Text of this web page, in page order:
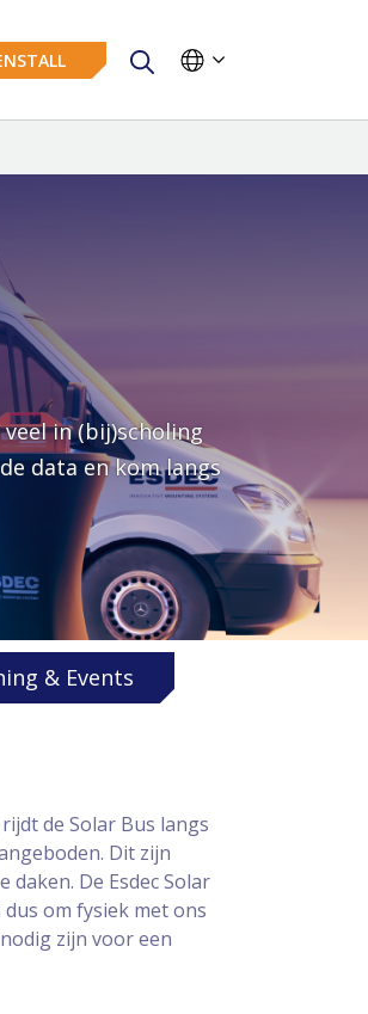
in (bij)scholing
data en kom langs
& Events
de Solar Bus langs
Dit zijn
De Esdec Solar
om fysiek met ons
zijn voor een